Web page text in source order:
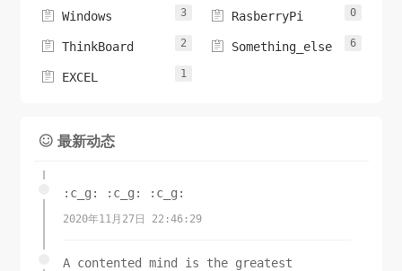
 Windows 3  RasberryPi 0
 ThinkBoard 2  Something_else 6
 EXCEL 1
 最新动态
:c_g: :c_g: :c_g:
2020年11月27日 22:46:29
A contented mind is the greatest